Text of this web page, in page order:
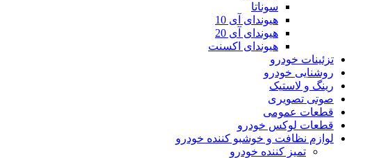
سوناتا
هیوندای آی 10
هیوندای آی 20
هیوندای اکسنت
تزئینات خودرو
روشنایی خودرو
رینگ و لاستیک
صوتی تصویری
قطعات عمومی
قطعات لوکس خودرو
لوازم نظافت و خوشبو کننده خودرو
تمیز کننده خودرو